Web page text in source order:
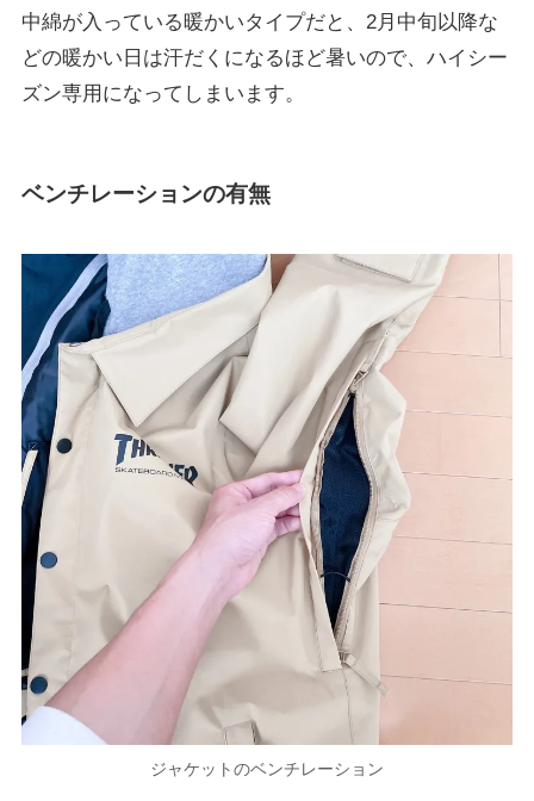
中綿が入っている暖かいタイプだと、2月中旬以降な
どの暖かい日は汗だくになるほど暑いので、ハイシー
ズン専用になってしまいます。
ベンチレーションの有無
ジャケットのベンチレーション